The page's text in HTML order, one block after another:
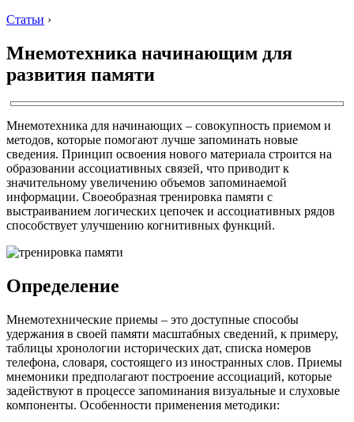
Статьи ›
Мнемотехника начинающим для
развития памяти
Мнемотехника для начинающих – совокупность приемом и
методов, которые помогают лучше запоминать новые
сведения. Принцип освоения нового материала строится на
образовании ассоциативных связей, что приводит к
значительному увеличению объемов запоминаемой
информации. Своеобразная тренировка памяти с
выстраиванием логических цепочек и ассоциативных рядов
способствует улучшению когнитивных функций.
Определение
Мнемотехнические приемы – это доступные способы
удержания в своей памяти масштабных сведений, к примеру,
таблицы хронологии исторических дат, списка номеров
телефона, словаря, состоящего из иностранных слов. Приемы
мнемоники предполагают построение ассоциаций, которые
задействуют в процессе запоминания визуальные и слуховые
компоненты. Особенности применения методики: